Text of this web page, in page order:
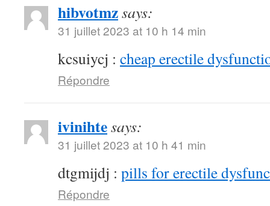
hibvotmzsays:
31 juillet 2023 at 10 h 14 min
kcsuiycj : cheap erectile
Répondre
ivinihtesays:
31 juillet 2023 at 10 h 41 min
dtgmijdj : pills for erectile
Répondre